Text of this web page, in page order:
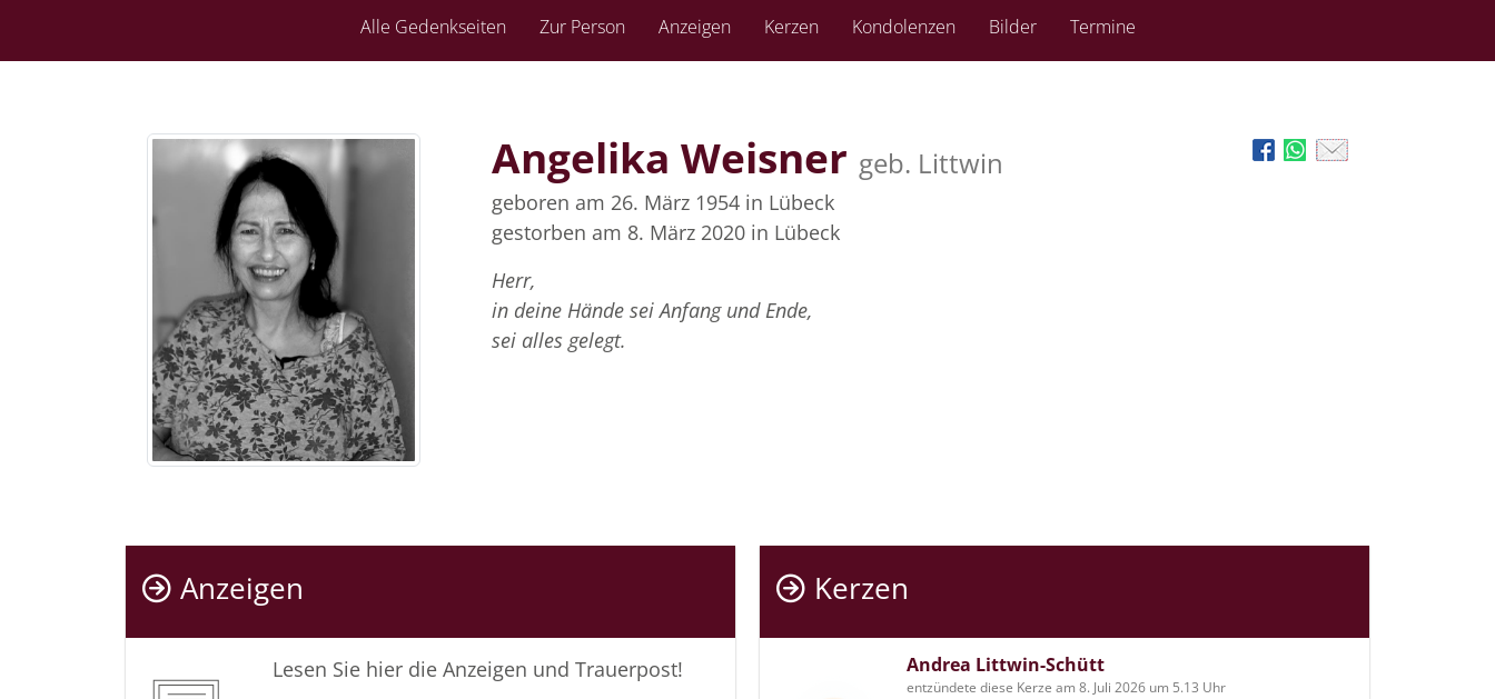
Alle Gedenkseiten Zur Person Anzeigen Kerzen Kondolenzen Bilder Termine
Angelika Weisner geb. Littwin
geboren am 26. März 1954 in Lübeck
gestorben am 8. März 2020 in Lübeck
Herr,
in deine Hände sei Anfang und Ende,
sei alles gelegt.
Anzeigen
Lesen Sie hier die Anzeigen und Trauerpost!
Kerzen
Andrea Littwin-Schütt
entzündete diese Kerze am 8. Juli 2026 um 5.13 Uhr